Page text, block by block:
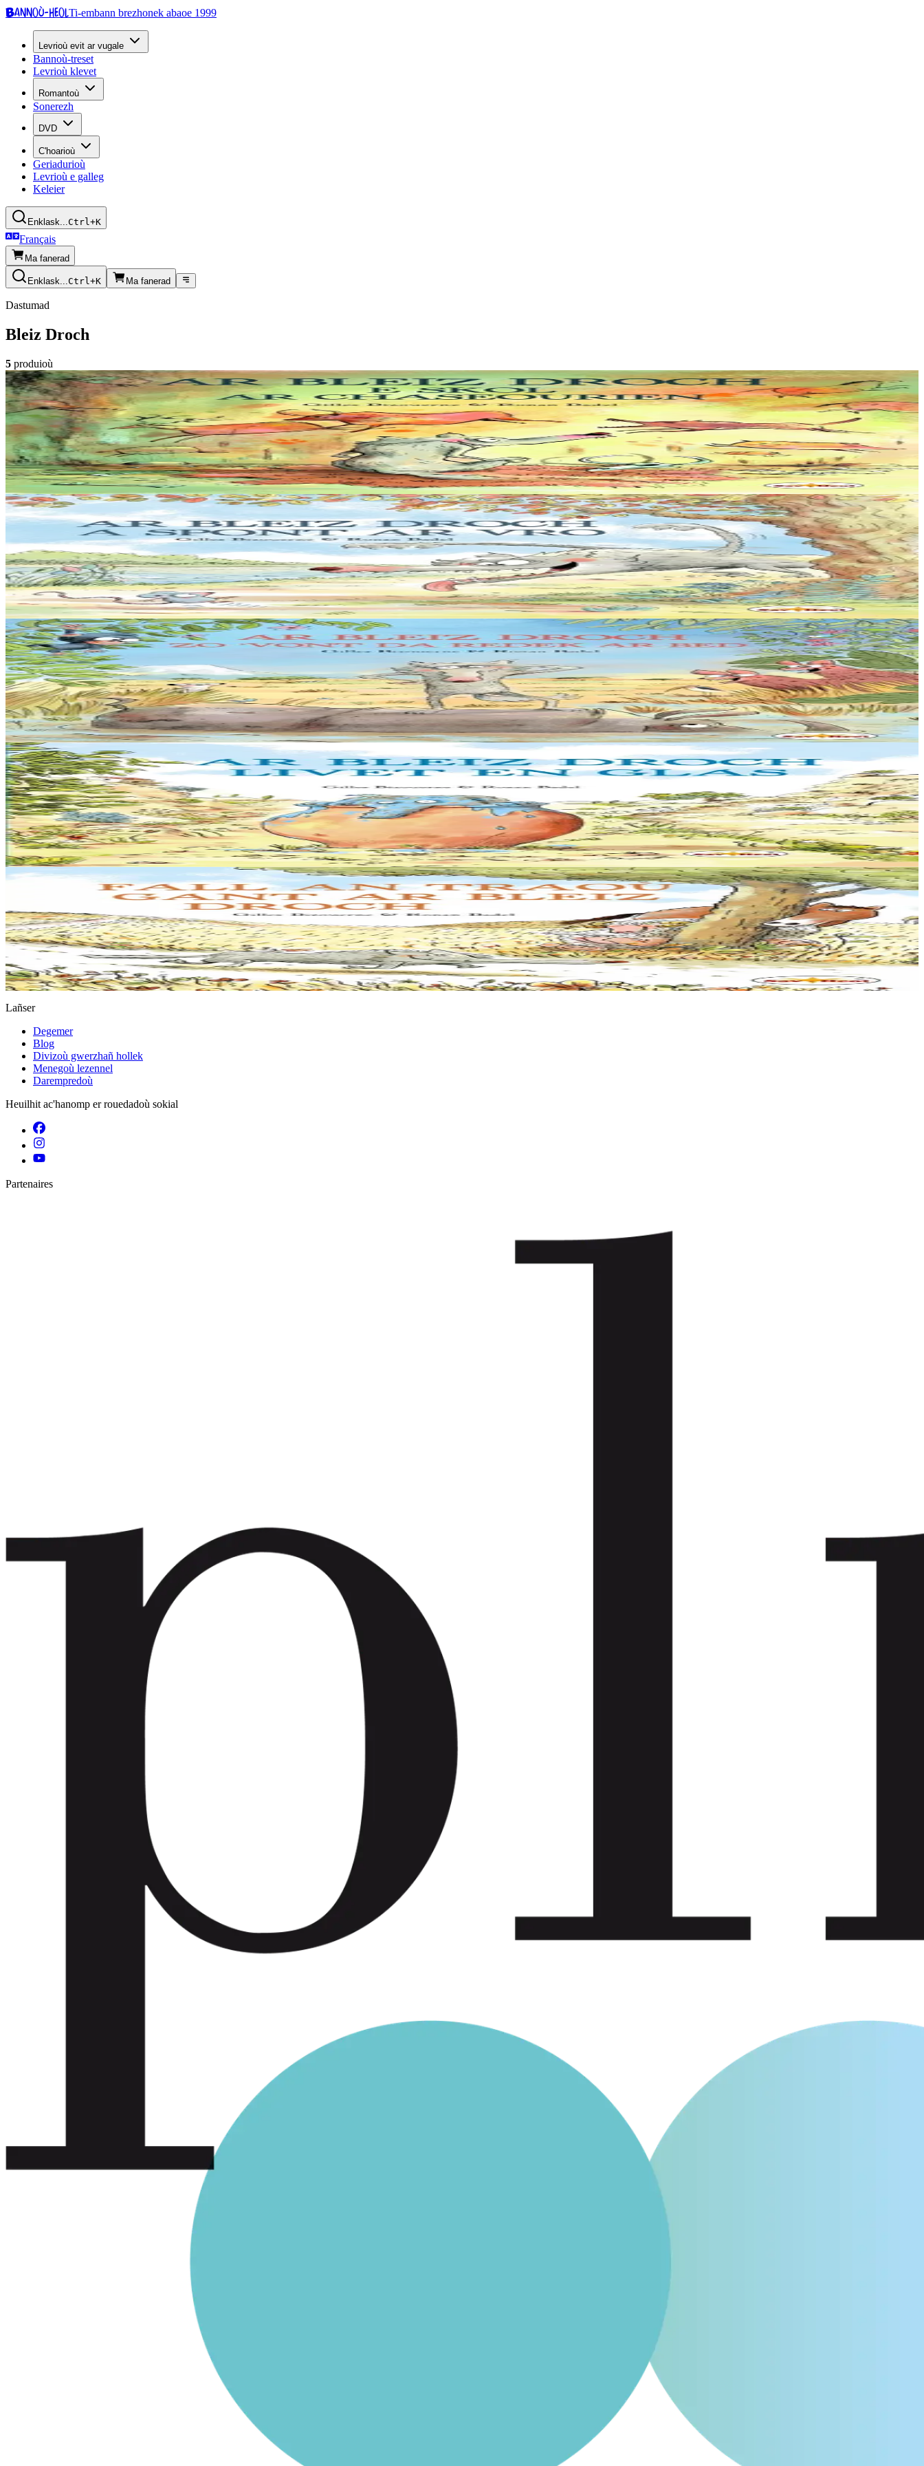
Bannoù-heolTi-embann brezhonek abaoe 1999
Levrioù evit ar vugale
Bannoù-treset
Levrioù klevet
Romantoù
Sonerezh
DVD
C'hoarioù
Geriadurioù
Levrioù e galleg
Keleier
Enklask...Ctrl+K
Français
Ma fanerad
Enklask...Ctrl+K Ma fanerad
Dastumad
Bleiz Droch
5 produioù
5 bloaz hag ouzhpenn
Sav-heol
Ar bleiz droch e skol ar chaseourien
Emgav en deus ar Bleiz Droch hiziv gant ar chaseour brudet Krog-e-barzh. Gant alioù fur ar chaseour meur eo sur d’ober berzh. N’eus nemet derc’hel soñj : ar fri...
Er stok13,00 €
Gwelet
Prenañ
5 bloaz hag ouzhpenn
Sav-heol
Ar Bleiz Droch a spont ar Vro
"Me eo ar Bleiz, spontailh ar vro ! a ra deoc’h krenañ tro-war-dro ! Spontit, tudoù, spontit, loened ! An holl ganin a vo debret !”
Er stok13,50 €
Gwelet
Prenañ
5 bloaz hag ouzhpenn
Sav-heol
Ar Bleiz Droch zo 'vont da redek ar bed
Hiziv emañ ar Bleiz Droch oc'h en em soñjal ha hir e kav e amzer. « Chom da chaseal er vro-mañ, sed a zo un torr-penn eus ar re washañ. Graet eo ma soñj ganin...
Er stok13,50 €
Gwelet
Prenañ
5 bloaz hag ouzhpenn
Sav-heol
Ar Bleiz Droch livet en glas
Hiziv e oa ar Bleiz Droch o vont d’ober un dro vras… Pa oa o klask e voued ’oa bet livet en glas ! Ur bleiz glas gant an naon du ? Biskoazh kemend-all !
Er stok13,00 €
Gwelet
Prenañ
5 bloaz hag ouzhpenn
Fall an traoù gant ar Bleiz Droch
Dihunet eo ar Bleiz Droch, ha laouen evel an heol. Siwazh, ne oar ket ar Bleiz Droch e ya fall an traoù a-wechoù pa vez kaer an amzer. Hag e vefe gwelloc’h...
Er stok 12,00 €
Gwelet
Prenañ
Lañser
Degemer
Blog
Divizoù gwerzhañ hollek
Menegoù lezennel
Darempredoù
Heuilhit ac'hanomp er rouedadoù sokial
Partenaires